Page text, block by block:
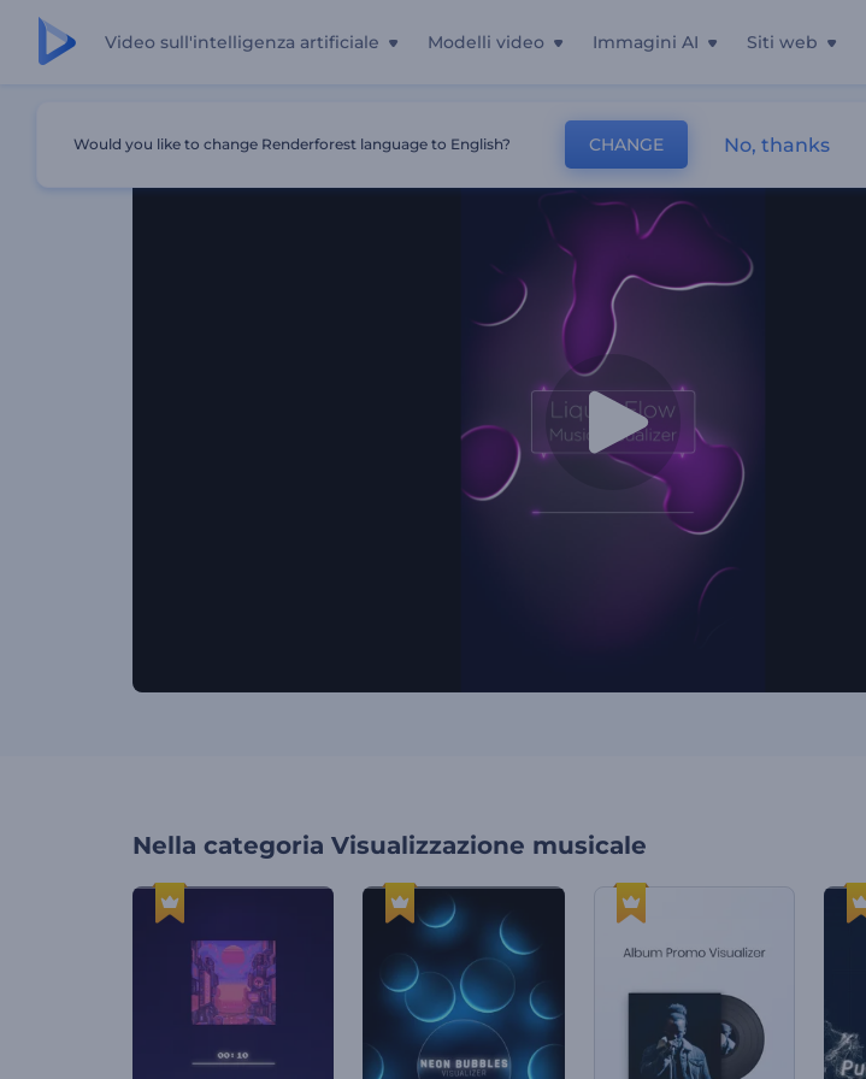
Video sull'intelligenza artificiale Modelli video Immagini AI Siti web
Nella categoria Visualizzazione musicale
Would you like to change Renderforest language to English? CHANGE No, thanks